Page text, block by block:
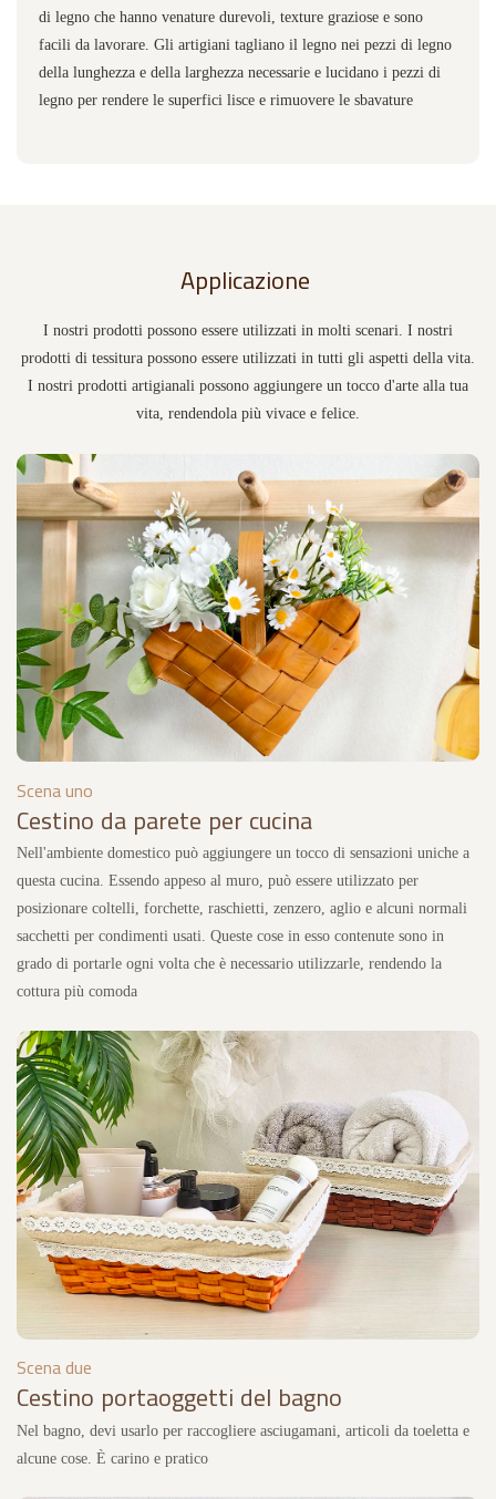
di legno che hanno venature durevoli, texture graziose e sono
facili da lavorare. Gli artigiani tagliano il legno nei pezzi di legno
della lunghezza e della larghezza necessarie e lucidano i pezzi di
legno per rendere le superfici lisce e rimuovere le sbavature
Applicazione
I nostri prodotti possono essere utilizzati in molti scenari. I nostri
prodotti di tessitura possono essere utilizzati in tutti gli aspetti della vita.
I nostri prodotti artigianali possono aggiungere un tocco d'arte alla tua
vita, rendendola più vivace e felice.
Scena uno
Cestino da parete per cucina
Nell'ambiente domestico può aggiungere un tocco di sensazioni uniche a
questa cucina. Essendo appeso al muro, può essere utilizzato per
posizionare coltelli, forchette, raschietti, zenzero, aglio e alcuni normali
sacchetti per condimenti usati. Queste cose in esso contenute sono in
grado di portarle ogni volta che è necessario utilizzarle, rendendo la
cottura più comoda
Scena due
Cestino portaoggetti del bagno
Nel bagno, devi usarlo per raccogliere asciugamani, articoli da toeletta e
alcune cose. È carino e pratico